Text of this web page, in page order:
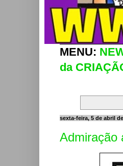
MENU:
da
sexta-feira, 5 de abril
Admiração